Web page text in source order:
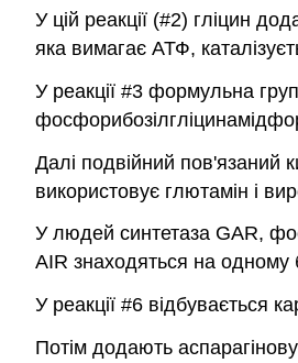
У цій реакції (#2) гліцин
яка вимагає АТФ,
У реакції #3 формульна
Далі подвійний пов'язаний
використовує глютамін і
У людей синтетаза GAR,
AIR знаходяться на одному
У реакції #6 відбувається
Потім додають